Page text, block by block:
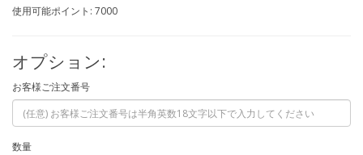
使用可能ポイント: 7000
オプション:
お客様ご注文番号
数量